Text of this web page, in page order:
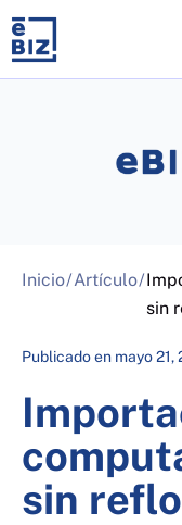
content
Inicio/Artículo/
sin
Publicado en mayo 21,
sin